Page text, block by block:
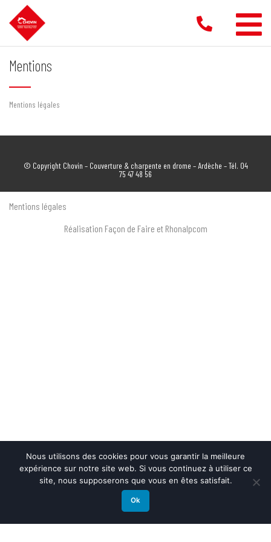
contenu
Mentions
Mentions légales
© Copyright Chovin – Couverture & charpente en drome – Ardèche – Tél. 04
75 47 48 56
Mentions légales
Réalisation Façon de Faire et Rhonalpcom
Nous utilisons des cookies pour vous garantir la meilleure
expérience sur notre site web. Si vous continuez à utiliser ce
site, nous supposerons que vous en êtes satisfait.
Ok